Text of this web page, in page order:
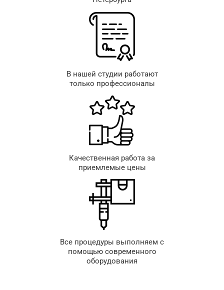
В нашей студии работают
только профессионалы
Качественная работа за
приемлемые цены
Все процедуры выполняем с
помощью современного
оборудования